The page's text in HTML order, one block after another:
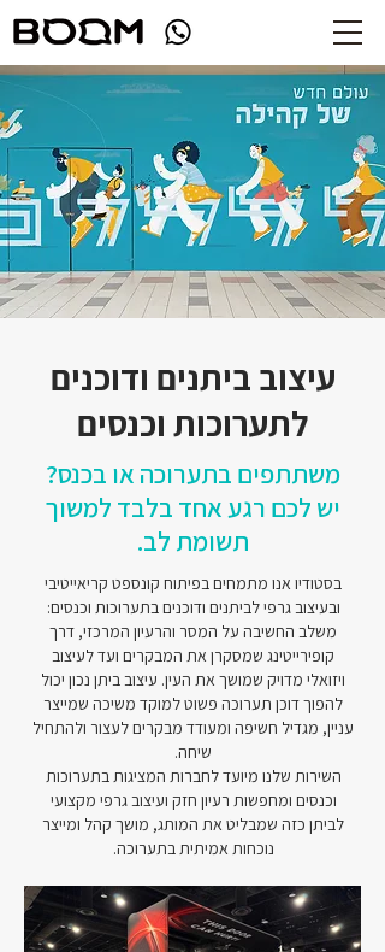
עיצוב ביתנים ודוכנים
לתערוכות וכנסים
משתתפים בתערוכה או בכנס?
יש לכם רגע אחד בלבד למשוך
תשומת לב.
בסטודיו אנו מתמחים בפיתוח קונספט קריאייטיבי
ובעיצוב גרפי לביתנים ודוכנים בתערוכות וכנסים:
משלב החשיבה על המסר והרעיון המרכזי, דרך
קופירייטינג שמסקרן את המבקרים ועד לעיצוב
ויזואלי מדויק שמושך את העין. עיצוב ביתן נכון יכול
להפוך דוכן תערוכה פשוט למוקד משיכה שמייצר
עניין, מגדיל חשיפה ומעודד מבקרים לעצור ולהתחיל
שיחה.
השירות שלנו מיועד לחברות המציגות בתערוכות
וכנסים ומחפשות רעיון חזק ועיצוב גרפי מקצועי
לביתן כזה שמבליט את המותג, מושך קהל ומייצר
נוכחות אמיתית בתערוכה.